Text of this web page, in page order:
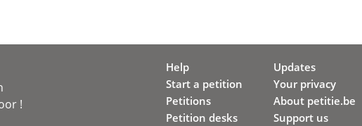
!
Help
Start a petition
Petitions
Petition desks
Updates
Your privacy
About petitie.be
Support us